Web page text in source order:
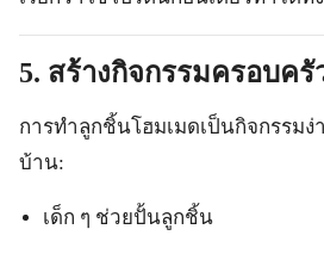
5. สร้างกิจกรรมครอบครั
การทำลูกชิ้นโฮมเมดเป็นกิจกรรม
บ้าน:
เด็ก ๆ ช่วยปั้นลูกชิ้น